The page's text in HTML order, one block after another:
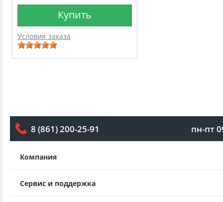
Купить
Условия заказа
8 (861) 200-25-91 пн-пт
Компания
Сервис и поддержка